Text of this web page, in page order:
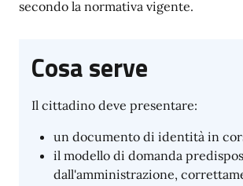
secondo la normativa vigente.
Cosa serve
Il cittadino deve presentare:
un documento di identità in
il modello di domanda
dall'amministrazione,